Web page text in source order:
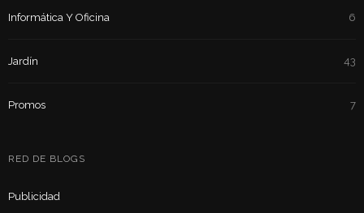
Informática Y Oficina 6
Jardín 43
Promos 7
RED DE BLOGS
Publicidad